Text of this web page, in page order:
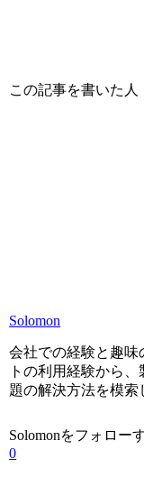
この記事を書いた人
Solomon
会社での経験と趣味
トの利用経験から
題の解決方法を模索
Solomonをフォロー
0